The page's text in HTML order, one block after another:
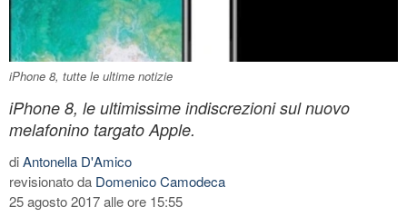
iPhone 8, tutte le ultime notizie
iPhone 8, le ultimissime indiscrezioni sul nuovo
melafonino targato Apple.
diAntonella D'Amico
revisionato da Domenico Camodeca
25 agosto 2017 alle ore 15:55